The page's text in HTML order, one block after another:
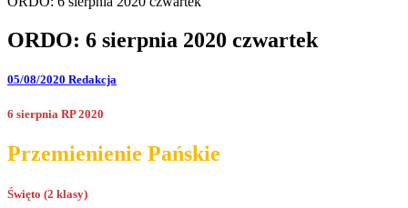
ORDO: 6 sierpnia 2020 czwartek
05/08/2020 Redakcja
6 sierpnia RP 2020
Przemienienie Pańskie
Święto (2 klasy)